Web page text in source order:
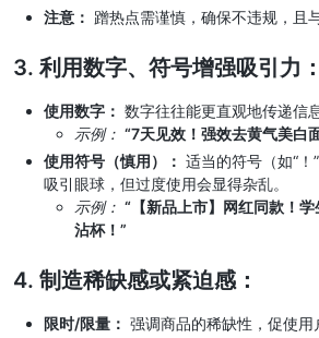
注意： 蹭热点需谨慎，确保不违规，且
3. 利用数字、符号增强吸引力：
使用数字： 数字往往能更直观地传递信
示例： “7天见效！强效去黄气美白
使用符号（慎用）： 适当的符号（如“！
吸引眼球，但过度使用会显得杂乱。
示例： “【新品上市】网红同款！
沾杯！”
4. 制造稀缺感或紧迫感：
限时/限量： 强调商品的稀缺性，促使用